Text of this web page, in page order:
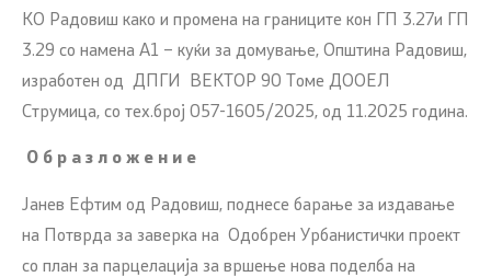
КО Радовиш како и промена на границите кон ГП 3.27и ГП
3.29 со намена А1 – куќи за домување, Општина Радовиш,
изработен од ДПГИ ВЕКТОР 90 Томе ДООЕЛ
Струмица, со тех.број 057-1605/2025, од 11.2025 година.
О б р а з л о ж е н и е
Јанев Ефтим од Радовиш, поднесе барање за издавање
на Потврда за заверка на Одобрен Урбанистички проект
со план за парцелација за вршење нова поделба на